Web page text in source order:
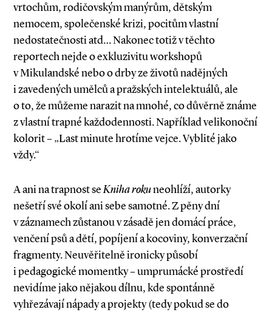
vrtochům, rodičovským manýrům, dětským
nemocem, společenské krizi, pocitům vlastní
nedostatečnosti atd… Nakonec totiž v těchto
reportech nejde o exkluzivitu workshopů
v Mikulandské nebo o drby ze životů nadějných
i zavedených umělců a pražských intelektuálů, ale
o to, že můžeme narazit na mnohé, co důvěrně známe
z vlastní trapné každodennosti. Například velikonoční
kolorit – „Last minute hrotíme vejce. Vyblité jako
vždy.“
A ani na trapnost seKniha rokuneohlíží, autorky
nešetří své okolí ani sebe samotné. Z pěny dní
v záznamech zůstanou v zásadě jen domácí práce,
venčení psů a dětí, popíjení a kocoviny, konverzační
fragmenty. Neuvěřitelně ironicky působí
i pedagogické momentky – umprumácké prostředí
nevidíme jako nějakou dílnu, kde spontánně
vyhřezávají nápady a projekty (tedy pokud se do